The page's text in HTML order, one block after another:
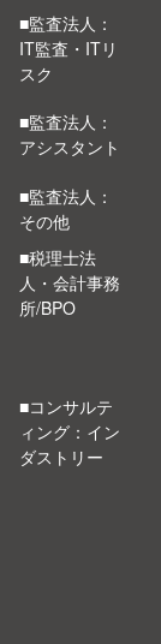
■監査法人：
IT監査・ITリ
スク
■監査法人：
アシスタント
■監査法人：
その他
■税理士法
人・会計事務
所/BPO
■コンサルテ
ィング：イン
ダストリー